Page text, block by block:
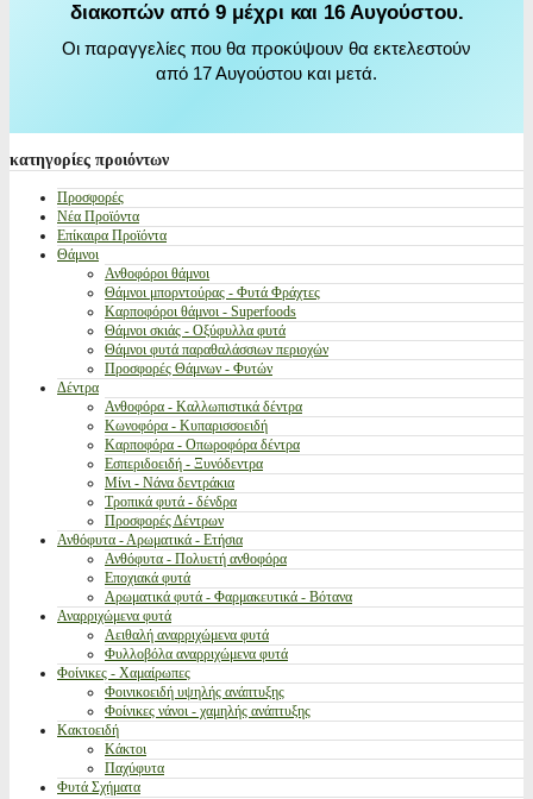
διακοπών από 9 μέχρι και 16 Αυγούστου.
Οι παραγγελίες που θα προκύψουν θα εκτελεστούν
από 17 Αυγούστου και μετά.
κατηγορίες προιόντων
Προσφορές
Νέα Προϊόντα
Επίκαιρα Προϊόντα
Θάμνοι
Ανθοφόροι θάμνοι
Θάμνοι μπορντούρας - Φυτά Φράχτες
Καρποφόροι θάμνοι - Superfoods
Θάμνοι σκιάς - Οξύφυλλα φυτά
Θάμνοι φυτά παραθαλάσσιων περιοχών
Προσφορές Θάμνων - Φυτών
Δέντρα
Ανθοφόρα - Καλλωπιστικά δέντρα
Κωνοφόρα - Κυπαρισσοειδή
Καρποφόρα - Οπωροφόρα δέντρα
Εσπεριδοειδή - Ξυνόδεντρα
Μίνι - Νάνα δεντράκια
Τροπικά φυτά - δένδρα
Προσφορές Δέντρων
Ανθόφυτα - Αρωματικά - Ετήσια
Ανθόφυτα - Πολυετή ανθοφόρα
Εποχιακά φυτά
Αρωματικά φυτά - Φαρμακευτικά - Βότανα
Αναρριχώμενα φυτά
Αειθαλή αναρριχώμενα φυτά
Φυλλοβόλα αναρριχώμενα φυτά
Φοίνικες - Χαμαίρωπες
Φοινικοειδή υψηλής ανάπτυξης
Φοίνικες νάνοι - χαμηλής ανάπτυξης
Κακτοειδή
Κάκτοι
Παχύφυτα
Φυτά Σχήματα